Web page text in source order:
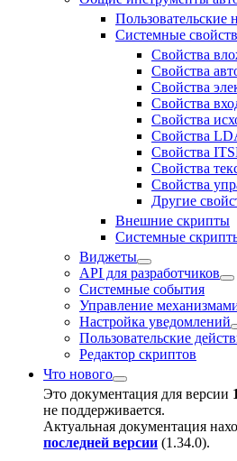
Пользовательские
Системные
Свойства
Свойства
Свойства
Свойства
Свойства
Свойства
Свойства
Свойства
Свойства
Другие
Внешние скрипты
Системные
Виджеты
API для разработчиков
Системные события
Управление
Настройка уведомлений
Пользовательские
Редактор скриптов
Что нового
Это документация для версии
не поддерживается.
Актуальная документация
последней версии (1.34.0).